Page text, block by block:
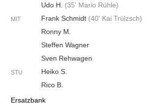
Udo H.
(35' Mario Rühle)
MIT Frank Schmidt (40' Kai Trülzsch)
Ronny M.
Steffen Wagner
Sven Rehwagen
STU
Heiko S.
Rico B.
Ersatzbank